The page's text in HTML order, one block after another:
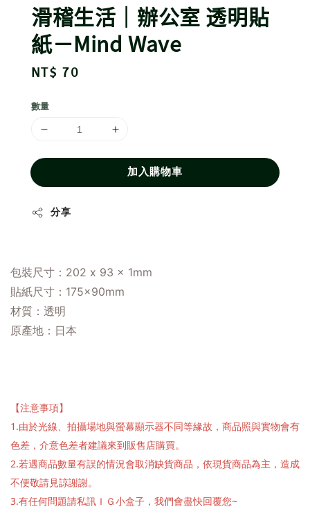
滑稽生活｜辦公室 透明貼
紙－Mind Wave
Regular
NT$ 70
數量
加入購物車
分享
包裝尺寸：202 x 93 x 1mm
貼紙尺寸：175×90mm
材質：透明
原產地 ： 日本
【注意事項】
1.由於光線、拍攝場地與螢幕顯示器不同等緣故，商品照與實物會有
色差，介意色差者建議來到販售店購買。
2.若遇商品數量有誤的情況會取消缺貨商品，依現貨商品為主，造成
不便敬請見諒謝謝。
3.有任何問題請私訊ＩＧ小盒子，我們會盡快回覆您~